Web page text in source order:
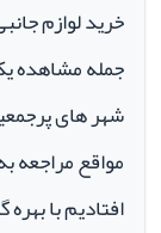
خرید لوازم
جمله مشاهده
شهر های
مواقع مراجعه
افتادیم با